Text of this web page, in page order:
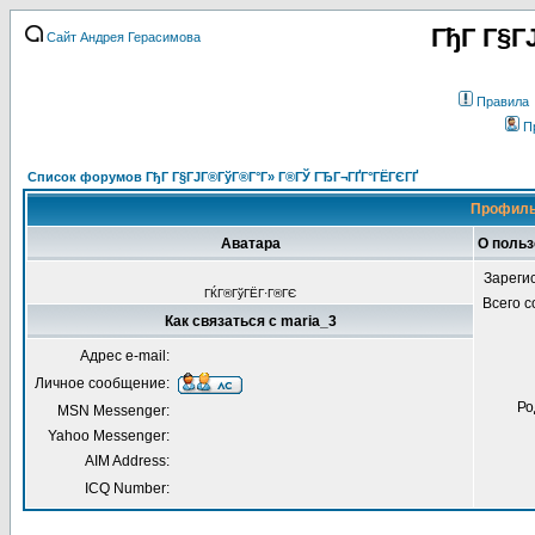
Сайт Андрея Герасимова ГђГ
Правила
Список форумов ГђГ Г§ГЈГ®ГўГ®Г°Г» Г®ГЎ ГЂГ¬ГҐГ°ГЁГЄГҐ
Аватара О
ГЌГ®ГўГЁГ·Г®ГЄ
Всего
Как связаться с maria_3
Адрес e-mail:
Личное сообщение:
MSN Messenger:
Yahoo Messenger:
AIM Address:
ICQ Number: